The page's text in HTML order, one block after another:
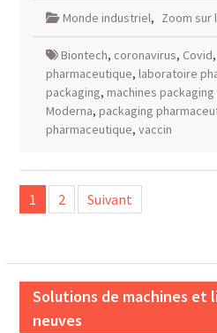
Monde industriel, Zoom sur
Biontech, coronavirus, Covid,
pharmaceutique, laboratoire
packaging, machines
Moderna, packaging
pharmaceutique, vaccin
Pagination
des
1 2 Suivant
Solutions de machines et
neuves